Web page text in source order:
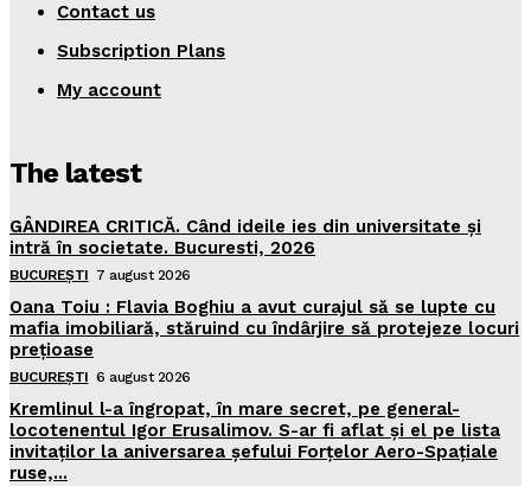
Contact us
Subscription Plans
My account
The latest
GÂNDIREA CRITICĂ. Când ideile ies din universitate și
intră în societate. Bucuresti, 2026
BUCUREȘTI 7 august 2026
Oana Toiu : Flavia Boghiu a avut curajul să se lupte cu
mafia imobiliară, stăruind cu îndârjire să protejeze locuri
prețioase
BUCUREȘTI 6 august 2026
Kremlinul l-a îngropat, în mare secret, pe general-
locotenentul Igor Erusalimov. S-ar fi aflat și el pe lista
invitaților la aniversarea șefului Forțelor Aero-Spațiale
ruse,...